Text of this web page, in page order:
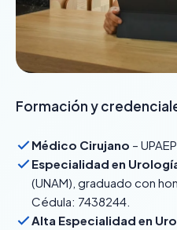
Formación y
Médico Cirujano –
Especialidad en
(UNAM), graduado con
Cédula: 7438244.
Alta Especialidad en